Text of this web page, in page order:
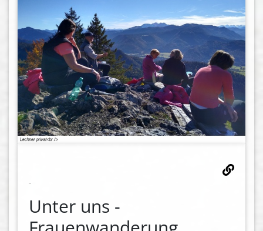
Unter uns -